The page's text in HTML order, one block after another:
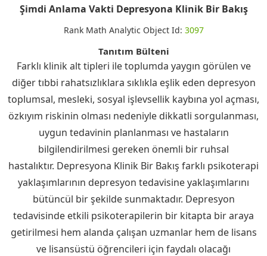
Şimdi Anlama Vakti Depresyona Klinik Bir Bakış
Rank Math Analytic Object Id: 3097
Tanıtım Bülteni
Farklı klinik alt tipleri ile toplumda yaygın görülen ve
diğer tıbbi rahatsızlıklara sıklıkla eşlik eden depresyon
toplumsal, mesleki, sosyal işlevsellik kaybına yol açması,
özkıyım riskinin olması nedeniyle dikkatli sorgulanması,
uygun tedavinin planlanması ve hastaların
bilgilendirilmesi gereken önemli bir ruhsal
hastalıktır. Depresyona Klinik Bir Bakış farklı psikoterapi
yaklaşımlarının depresyon tedavisine yaklaşımlarını
bütüncül bir şekilde sunmaktadır. Depresyon
tedavisinde etkili psikoterapilerin bir kitapta bir araya
getirilmesi hem alanda çalışan uzmanlar hem de lisans
ve lisansüstü öğrencileri için faydalı olacağı